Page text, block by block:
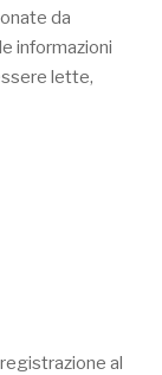
da
informazioni
lette,
al